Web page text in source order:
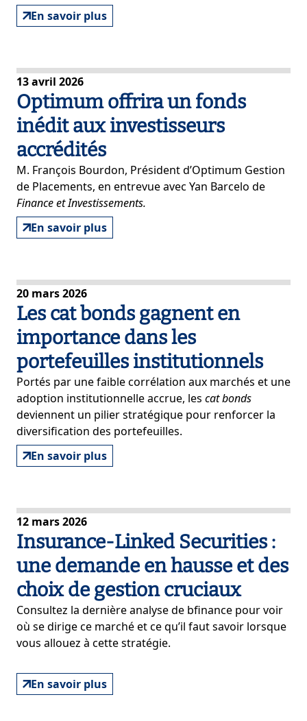
En savoir plus
13 avril 2026
Optimum offrira un fonds
inédit aux investisseurs
accrédités
M. François Bourdon, Président d’Optimum Gestion
de Placements, en entrevue avec Yan Barcelo de
Finance et Investissements.
En savoir plus
20 mars 2026
Les cat bonds gagnent en
importance dans les
portefeuilles institutionnels
Portés par une faible corrélation aux marchés et une
adoption institutionnelle accrue, les cat bonds
deviennent un pilier stratégique pour renforcer la
diversification des portefeuilles.
En savoir plus
12 mars 2026
Insurance-Linked Securities :
une demande en hausse et des
choix de gestion cruciaux
Consultez la dernière analyse de bfinance pour voir
où se dirige ce marché et ce qu’il faut savoir lorsque
vous allouez à cette stratégie.
En savoir plus